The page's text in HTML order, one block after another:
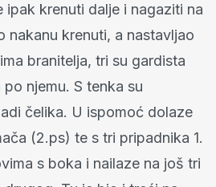
ipak krenuti dalje i nagaziti na
nakanu krenuti, a nastavljao
branitelja, tri su gardista
njemu. S tenka su
čelika. U ispomoć dolaze
(2.ps) te s tri pripadnika 1.
s boka i nailaze na još tri